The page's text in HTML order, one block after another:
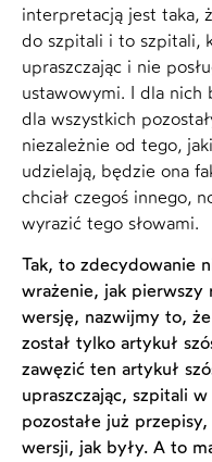
interpretacją jest taka,
do szpitali i to szpitali,
upraszczając i nie
ustawowymi. I dla nich
dla wszystkich
niezależnie od tego,
udzielają, będzie ona
chciał czegoś innego,
wyrazić tego słowami.
Tak, to zdecydowanie
wrażenie, jak pierwszy
wersję, nazwijmy to,
został tylko artykuł
zawęzić ten artykuł
upraszczając, szpitali
pozostałe już
wersji, jak były. A to